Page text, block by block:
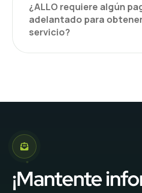
¿ALLO requiere algún
adelantado para
servicio?
¡Mantente